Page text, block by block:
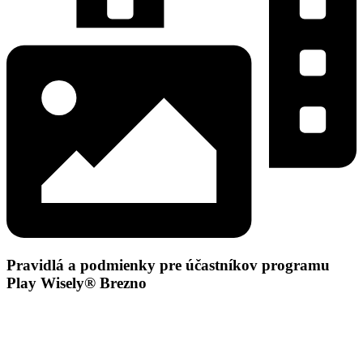
Pravidlá a podmienky pre účastníkov programu
Play Wisely® Brezno